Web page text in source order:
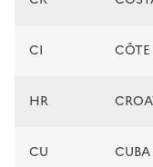
CI
HR
CU CUBA